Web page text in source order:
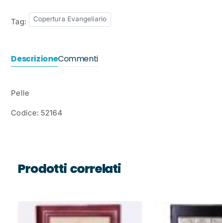
Tag: Copertura Evangeliario
DescrizioneCommenti
Pelle
Codice: 52164
Prodotti correlati